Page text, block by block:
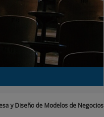
y Diseño de Modelos de Negocios